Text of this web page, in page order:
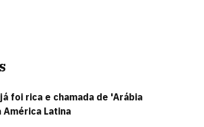
foi rica e chamada de 'Arábia
América Latina